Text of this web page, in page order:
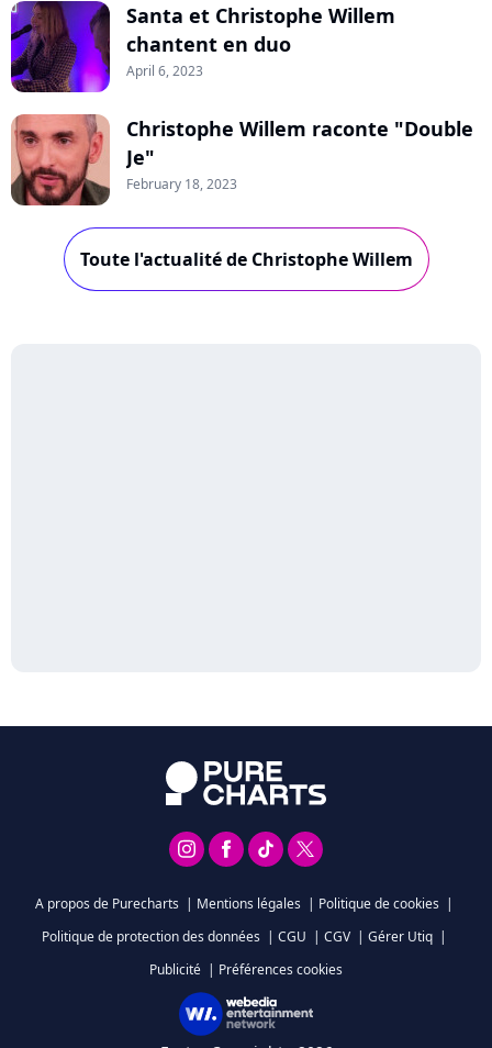
Santa et Christophe Willem
chantent en duo
April 6, 2023
Christophe Willem raconte "Double
Je"
February 18, 2023
Toute l'actualité de Christophe Willem
A propos de Purecharts | Mentions légales | Politique de cookies |
Politique de protection des données | CGU | CGV | Gérer Utiq |
Publicité | Préférences cookies